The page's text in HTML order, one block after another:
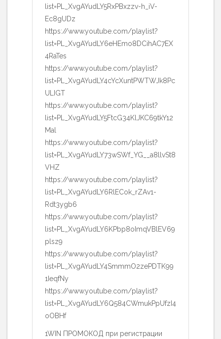
list=PL_XvgAYudLY5RxPBxzzv-h_iV-
Ec8gUDz
https://www.youtube.com/playlist?
list=PL_XvgAYudLY6eHEmo8DCihAC7EX
4RaTes
https://www.youtube.com/playlist?
list=PL_XvgAYudLY4cYcXuntPWTWJk8Pc
ULIGT
https://www.youtube.com/playlist?
list=PL_XvgAYudLY5FtcG34KlJKC69tkY12
Mal
https://www.youtube.com/playlist?
list=PL_XvgAYudLY73wSWf_YG__a8llvSt8
VHZ
https://www.youtube.com/playlist?
list=PL_XvgAYudLY6RlECok_rZAv1-
Rdt3ygb6
https://www.youtube.com/playlist?
list=PL_XvgAYudLY6KPbp8oImqVBlEV69
plsz9
https://www.youtube.com/playlist?
list=PL_XvgAYudLY4SmmmO2zePDTK99
1IeqfNy
https://www.youtube.com/playlist?
list=PL_XvgAYudLY6Q584CWmukPpUfzI4
oOBHf
1WIN ПРОМОКОД при регистрации